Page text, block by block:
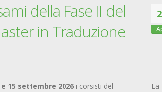
della Fase II del
in Traduzione
e 15 settembre 2026 i corsisti del
La